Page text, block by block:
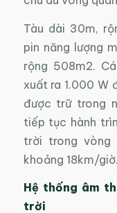
Tàu dài 30m,
pin năng lượng
rộng 508m2.
xuất ra 1.000 W
được trữ trong
tiếp tục hành
trời trong
khoảng 18km/giờ.
Hệ thống âm
trời